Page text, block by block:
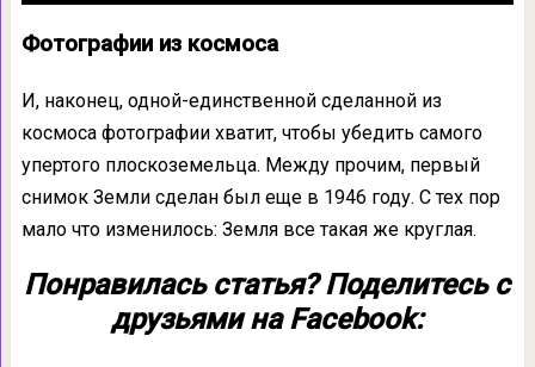
Фотографии из космоса
И, наконец, одной-единственной сделанной из
космоса фотографии хватит, чтобы убедить самого
упертого плоскоземельца. Между прочим, первый
снимок Земли сделан был еще в 1946 году. С тех пор
мало что изменилось: Земля все такая же круглая.
Понравилась статья? Поделитесь с
друзьями на Facebook: